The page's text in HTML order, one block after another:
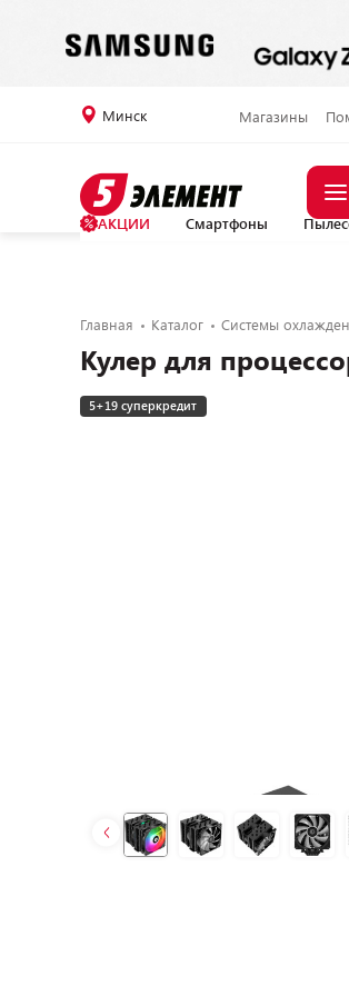
Минск Магазины
АКЦИИ Смартфоны
Главная Каталог Системы
Кулер для
5+19 суперкредит